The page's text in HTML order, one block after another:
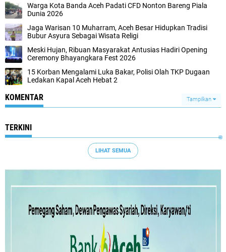
Warga Kota Banda Aceh Padati CFD Nonton Bareng Piala
Dunia 2026
Jaga Warisan 10 Muharram, Aceh Besar Hidupkan Tradisi
Bubur Asyura Sebagai Wisata Religi
Meski Hujan, Ribuan Masyarakat Antusias Hadiri Opening
Ceremony Bhayangkara Fest 2026
15 Korban Mengalami Luka Bakar, Polisi Olah TKP Dugaan
Ledakan Kapal Aceh Hebat 2
KOMENTAR Tampilkan
TERKINI
LIHAT SEMUA